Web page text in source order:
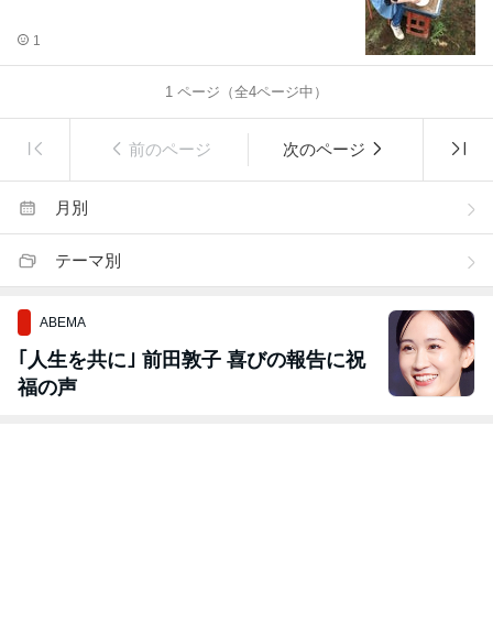
1
1 ページ（全4ページ中）
前のページ 次のページ
月別
テーマ別
ABEMA
｢人生を共に｣ 前田敦子 喜びの報告に祝
福の声